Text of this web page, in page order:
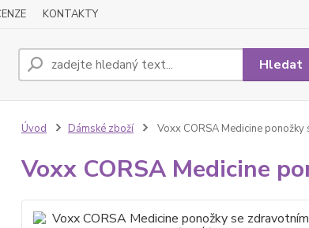
KONTAKTY
Hledat
Úvod Dámské zboží Voxx CORSA Medicine
Voxx CORSA Medicine